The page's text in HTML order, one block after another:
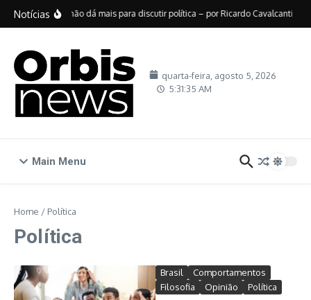
Ir para o conteúdo
Notícias
No Brasil, não dá mais para discutir política – por Ricardo Cavalcanti
quarta-feira, agosto 5, 2026
5:31:36 AM
Main Menu
Home / Política
Política
Brasil
Comportamentos
Filosofia
Opinião Política